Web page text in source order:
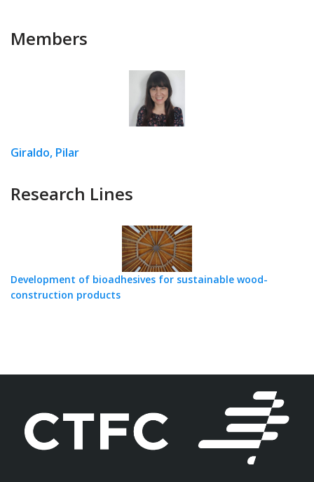
Members
Giraldo, Pilar
Research Lines
Development of bioadhesives for sustainable wood-
construction products